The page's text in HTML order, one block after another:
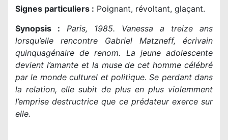
Signes particuliers : Poignant, révoltant, glaçant.
Synopsis :
Paris, 1985. Vanessa a treize ans
lorsqu’elle rencontre Gabriel Matzneff, écrivain
quinquagénaire de renom. La jeune adolescente
devient l’amante et la muse de cet homme célébré
par le monde culturel et politique. Se perdant dans
la relation, elle subit de plus en plus violemment
l’emprise destructrice que ce prédateur exerce sur
elle.